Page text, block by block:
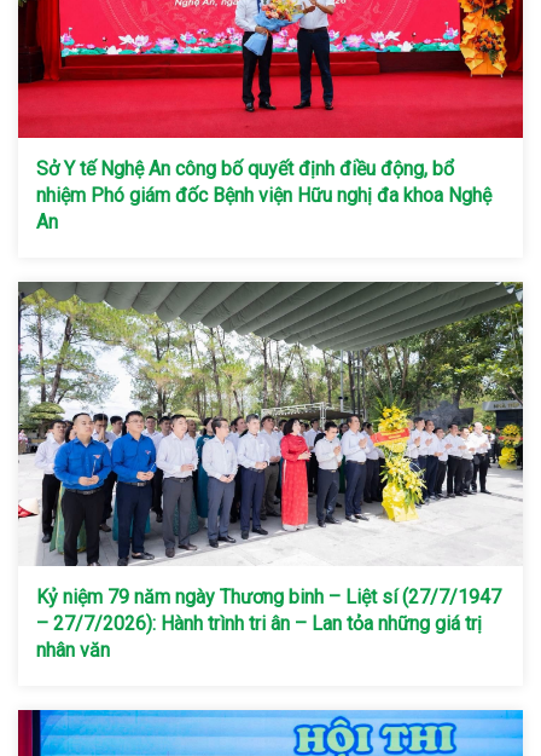
Sở Y tế Nghệ An công bố quyết định điều động, bổ
nhiệm Phó giám đốc Bệnh viện Hữu nghị đa khoa Nghệ
An
Kỷ niệm 79 năm ngày Thương binh – Liệt sí (27/7/1947
– 27/7/2026): Hành trình tri ân – Lan tỏa những giá trị
nhân văn